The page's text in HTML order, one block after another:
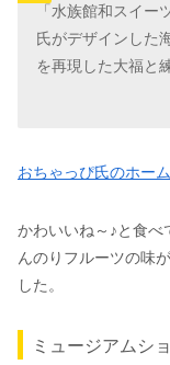
「水族館和スイ
氏がデザインした
を再現した大福と
おちゃっぴ氏のホー
かわいいね～♪と食べ
んのりフルーツの味
した。
ミュージアムシ